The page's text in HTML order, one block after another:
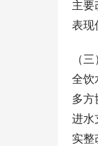
主要
表现
（
全饮
多方
进水
实整